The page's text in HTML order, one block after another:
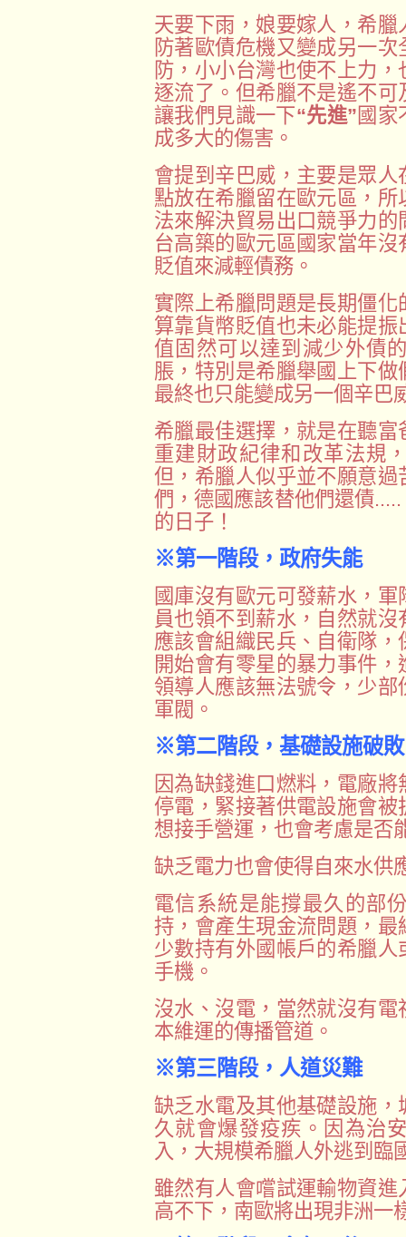
天要下雨，娘要嫁人，希
防著歐債危機又變成另一
防，小小台灣也使不上力
逐流了。但希臘不是遙不
讓我們見識一下“先進” 國家
成多大的傷害。
會提到辛巴威，主要是眾
點放在希臘留在歐元區，
法來解決貿易出口競爭力
台高築的歐元區國家當年
貶值來減輕債務。
實際上希臘問題是長期僵
算靠貨幣貶值也未必能提
值固然可以達到減少外債
脹，特別是希臘舉國上下
最終也只能變成另一個辛巴
希臘最佳選擇，就是在聽
重建財政紀律和改革法規
但，希臘人似乎並不願意
們，德國應該替他們還債
的日子！
※第一階段，政府失能
國庫沒有歐元可發薪水，
員也領不到薪水，自然就
應該會組織民兵、自衛隊
開始會有零星的暴力事件
領導人應該無法號令，少
軍閥。
※第二階段，基礎設施破敗
因為缺錢進口燃料，電廠
停電，緊接著供電設施會
想接手營運，也會考慮是否
缺乏電力也會使得自來水供
電信系統是能撐最久的部
持，會產生現金流問題，
少數持有外國帳戶的希臘
手機。
沒水、沒電，當然就沒有
本維運的傳播管道。
※第三階段，人道災難
缺乏水電及其他基礎設施
久就會爆發疫疾。因為治
入，大規模希臘人外逃到臨
雖然有人會嚐試運輸物資
高不下，南歐將出現非洲一